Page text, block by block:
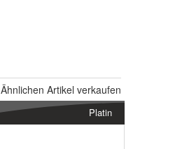
Ähnlichen Artikel verkaufen
Platin